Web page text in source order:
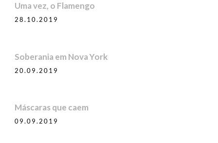
Uma vez, o Flamengo
28.10.2019
Soberania em Nova York
20.09.2019
Máscaras que caem
09.09.2019